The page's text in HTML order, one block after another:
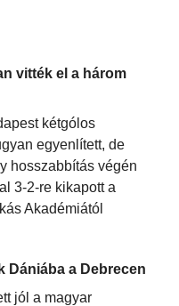
vitték el a három
kétgólos
egyenlített, de
hosszabbítás végén
3-2-re kikapott a
Akadémiától
Dániába a Debrecen
jól a magyar